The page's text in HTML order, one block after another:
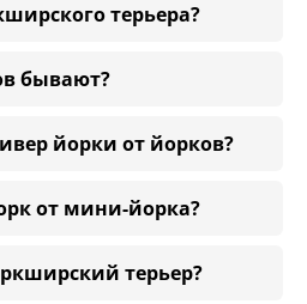
терьера?
бывают?
йорки от йорков?
от мини-йорка?
терьер?